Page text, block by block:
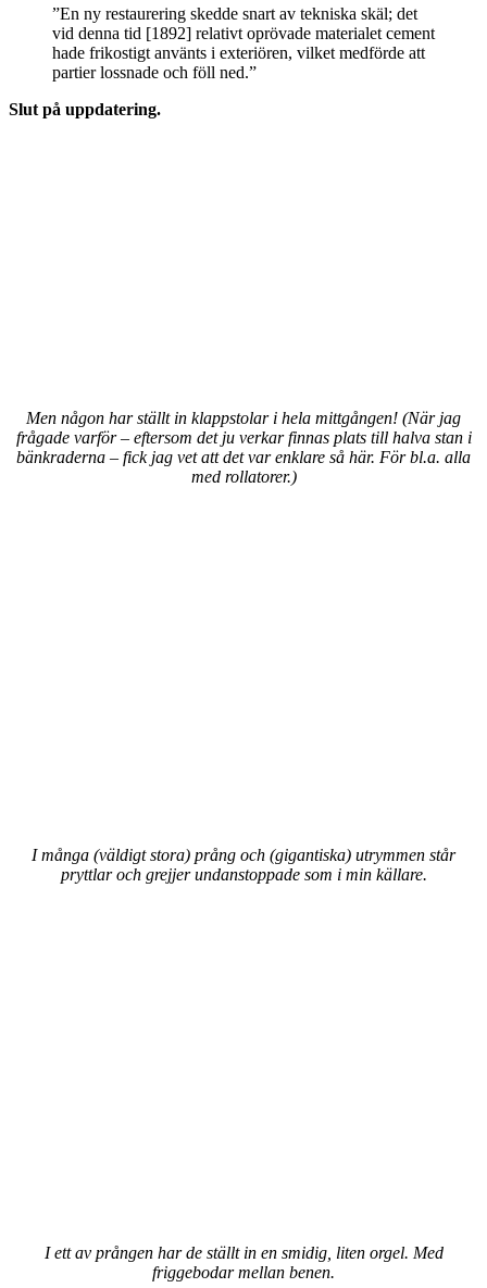
”En ny restaurering skedde snart av tekniska skäl; det
vid denna tid [1892] relativt oprövade materialet cement
hade frikostigt använts i exteriören, vilket medförde att
partier lossnade och föll ned.”
Slut på uppdatering.
Men någon har ställt in klappstolar i hela mittgången! (När jag
frågade varför – eftersom det ju verkar finnas plats till halva stan i
bänkraderna – fick jag vet att det var enklare så här. För bl.a. alla
med rollatorer.)
I många (väldigt stora) prång och (gigantiska) utrymmen står
pryttlar och grejjer undanstoppade som i min källare.
I ett av prången har de ställt in en smidig, liten orgel. Med
friggebodar mellan benen.